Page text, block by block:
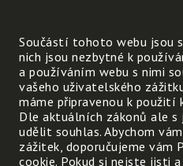
Vyber a označ,
potřebuješ
když sedím u
Součástí tohoto webu jsou
nich jsou nezbytné k
a používáním webu s nimi
vašeho uživatelského
máme připravenou k použití
Dle aktuálních zákonů ale
udělit souhlas. Abychom
zážitek, doporučujeme vám
cookie. Pokud si nejste jisti